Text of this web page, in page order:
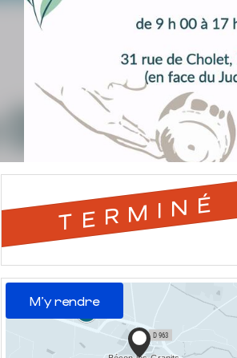
TERMINÉ
M'y rendre